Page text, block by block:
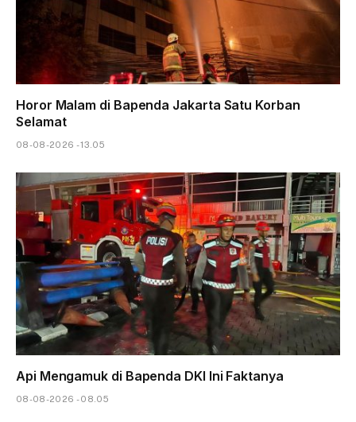
Horor Malam di Bapenda Jakarta Satu Korban
Selamat
08-08-2026 - 13.05
Api Mengamuk di Bapenda DKI Ini Faktanya
08-08-2026 - 08.05